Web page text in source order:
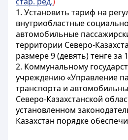
1. Установить тариф на
внутриобластные
автомобильные
территории Северо-
размере 9 (девять) тенге за
2. Коммунальному
учреждению «Управление
транспорта и
Северо-Казахстанской
установленном
Казахстан порядке